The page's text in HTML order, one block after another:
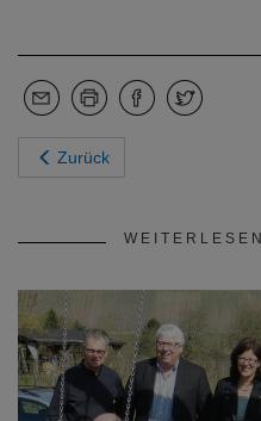
Zurück
WEITERLESEN